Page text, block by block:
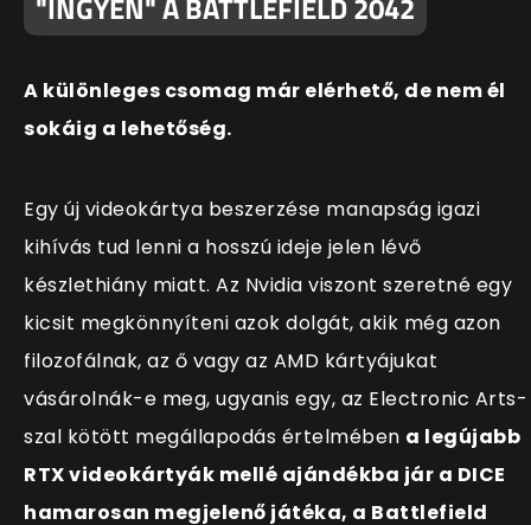
"INGYEN" A BATTLEFIELD 2042
A különleges csomag már elérhető, de nem él
sokáig a lehetőség.
Egy új videokártya beszerzése manapság igazi
kihívás tud lenni a hosszú ideje jelen lévő
készlethiány miatt. Az Nvidia viszont szeretné egy
kicsit megkönnyíteni azok dolgát, akik még azon
filozofálnak, az ő vagy az AMD kártyájukat
vásárolnák-e meg, ugyanis egy, az Electronic Arts-
szal kötött megállapodás értelmében a legújabb
RTX videokártyák mellé ajándékba jár a DICE
hamarosan megjelenő játéka, a Battlefield